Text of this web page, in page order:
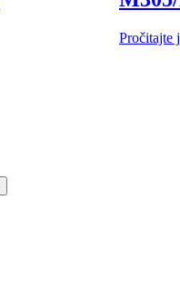
Pročitajte